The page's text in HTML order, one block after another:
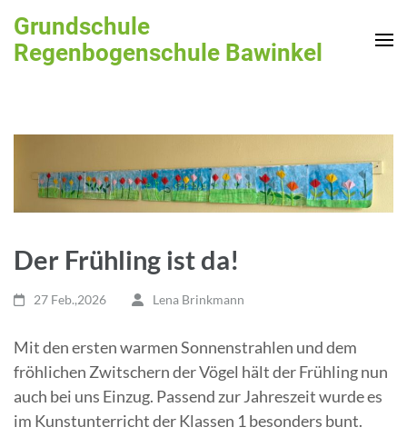
Inhalt
springen
Grundschule
Regenbogenschule Bawinkel
Der Frühling ist da!
27 Feb.,2026 Lena Brinkmann
Mit den ersten warmen Sonnenstrahlen und dem
fröhlichen Zwitschern der Vögel hält der Frühling nun
auch bei uns Einzug. Passend zur Jahreszeit wurde es
im Kunstunterricht der Klassen 1 besonders bunt.